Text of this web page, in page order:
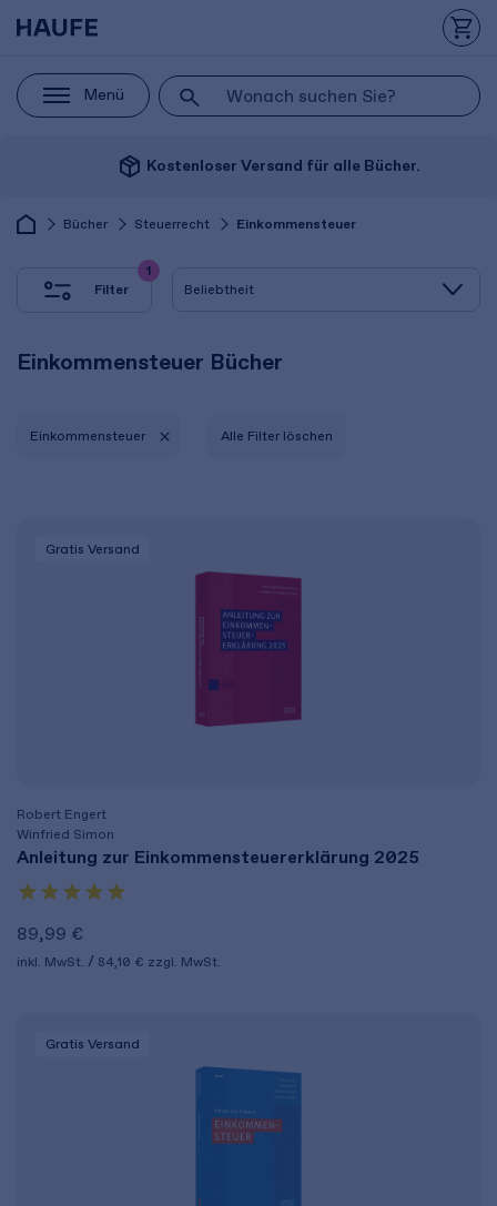
Menü
package_2 Kostenloser Versand für alle Bücher.
Bücher Steuerrecht Einkommensteuer
Filter
1
Einkommensteuer Bücher
Einkommensteuer Alle Filter löschen
Gratis Versand
Robert Engert
Winfried Simon
Anleitung zur Einkommensteuererklärung 2025
89,99 €
inkl. MwSt. 84,10 € zzgl. MwSt.
Gratis Versand